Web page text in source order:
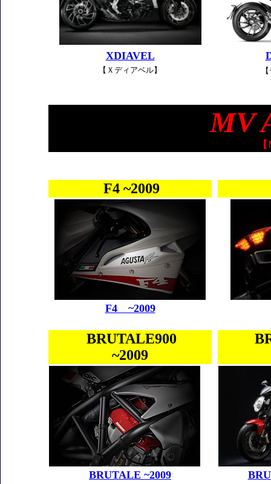
XDIAVEL
【Ｘディアベル】
MV
F4 ~2009
F4 ~2009
BRUTALE900
~2009
BRUTALE ~2009